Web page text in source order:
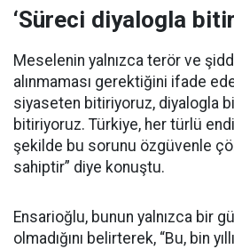
‘Süreci diyalogla
Meselenin yalnızca terör ve
alınmaması gerektiğini ifade
siyaseten bitiriyoruz, diyalogla
bitiriyoruz. Türkiye, her türlü
şekilde bu sorunu özgüvenle
sahiptir” diye konuştu.
Ensarioğlu, bunun yalnızca bir
olmadığını belirterek, “Bu, bin